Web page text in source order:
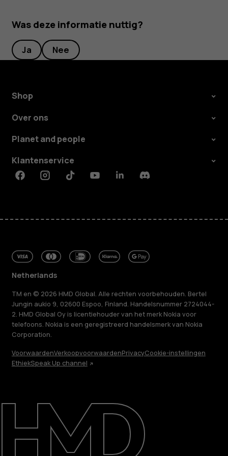
Herstellen, hergebruiken, recyclen
Duurzaamheid
Klantenservice
Netherlands
Was deze informatie nuttig?
Ja Nee
Shop
Over ons
Planet and people
Klantenservice
FacebookInstagramTiktokYoutubeLinkedinDiscord
Netherlands
TM en © 2026 HMD Global. Alle rechten voorbehouden. Bertel
Jungin aukio 9, 02600 Espoo, Finland. Handelsnummer 2724044-
2. HMD Global Oy is licentiehouder van het merk Nokia voor
telefoons. Nokia is een geregistreerd handelsmerk van Nokia
Corporation.
VoorwaardenVerkoopvoorwaardenPrivacyCookie-instellingen
EthiekSpeak Up channel